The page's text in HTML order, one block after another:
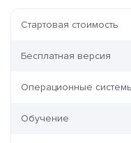
Стартовая стоимость
Бесплатная версия
Операционные
Обучение